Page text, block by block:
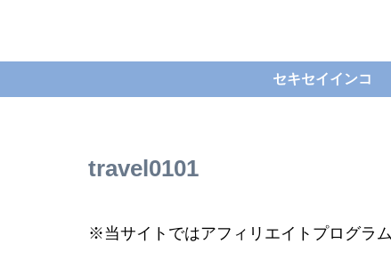
セキセイインコ
travel0101
※当サイトではアフィリエイトプログラ